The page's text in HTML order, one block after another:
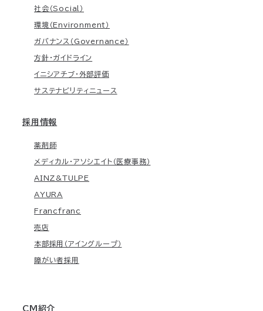
社会（Social）
環境（Environment）
ガバナンス（Governance）
方針・ガイドライン
イニシアチブ・外部評価
サステナビリティニュース
採用情報
薬剤師
メディカル・アソシエイト（医療事務）
AINZ&TULPE
AYURA
Francfranc
売店
本部採用（アイングループ）
障がい者採用
CM紹介